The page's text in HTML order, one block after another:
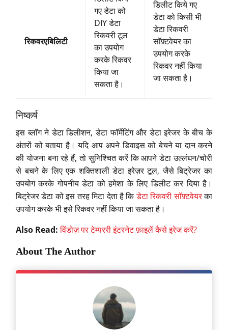
रिकवरएबिलिटी
गए डेटा को
DIY डेटा
रिकवरी टूल
का उपयोग
करके रिकवर
किया जा
सकता है।
डिलीट किये गए
डेटा को किसी भी
डेटा रिकवरी
सॉफ़्टवेयर का
उपयोग करके
रिकवर नहीं किया
जा सकता है।
निष्कर्ष
इस ब्लॉग ने डेटा डिलीशन, डेटा फॉर्मेटिंग और डेटा इरेजर के बीच के
अंतरों को बताया है। यदि आप अपने डिवाइस को बेचने या दान करने
की योजना बना रहे हैं, तो सुनिश्चित करें कि आपने डेटा उल्लंघन/चोरी
से बचने के लिए एक शक्तिशाली डेटा इरेज़र टूल, जैसे बिट्रेजर का
उपयोग करके गोपनीय डेटा को हमेशा के लिए डिलीट कर दिया है।
बिट्रेजर डेटा को इस तरह मिटा देता है किडेटा रिकवरी सॉफ़्टवेयरका
उपयोग करके भी इसे रिकवर नहीं किया जा सकता है।
Also Read: विंडोज़ पर टेम्पररी इंटरनेट फ़ाइलें कैसे इरेज करें?
About The Author